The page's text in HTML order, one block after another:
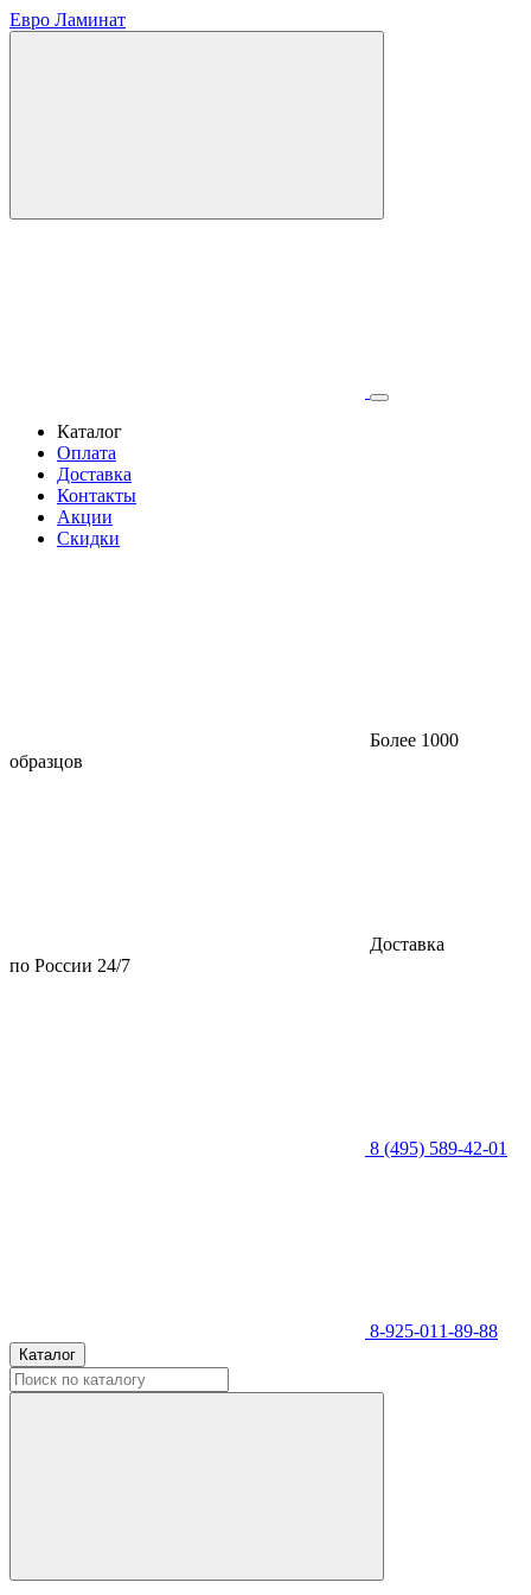
Евро Ламинат
Каталог
Оплата
Доставка
Контакты
Акции
Скидки
Более 1000
образцов
Доставка
по России 24/7
8 (495) 589-42-01
8-925-011-89-88
Каталог